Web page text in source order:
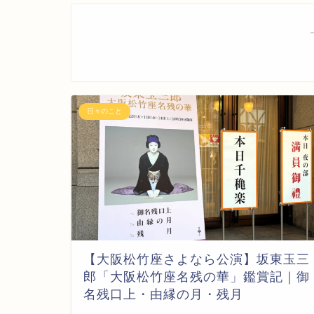
日々のこと
【大阪松竹座さよなら公演】坂東玉三
郎「大阪松竹座名残の華」鑑賞記｜御
名残口上・由縁の月・残月